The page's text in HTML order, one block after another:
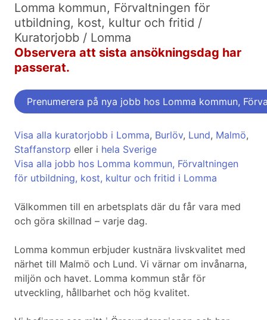
Lomma kommun, Förvaltningen för
utbildning, kost, kultur och fritid /
Kuratorjobb / Lomma
Observera att sista ansökningsdag har
passerat.
Prenumerera på nya jobb hos Lomma kommun,
Visa alla kuratorjobb i Lomma, Burlöv, Lund, Malmö,
Staffanstorp eller i hela Sverige
Visa alla jobb hos Lomma kommun, Förvaltningen
för utbildning, kost, kultur och fritid i Lomma
Välkommen till en arbetsplats där du får vara med
och göra skillnad – varje dag.
Lomma kommun erbjuder kustnära livskvalitet med
närhet till Malmö och Lund. Vi värnar om invånarna,
miljön och havet. Lomma kommun står för
utveckling, hållbarhet och hög kvalitet.